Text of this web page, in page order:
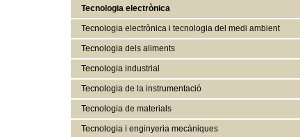
Tecnologia electrònica
Tecnologia electrònica i tecnologia del medi ambient
Tecnologia dels aliments
Tecnologia industrial
Tecnologia de la instrumentació
Tecnologia de materials
Tecnologia i enginyeria mecàniques